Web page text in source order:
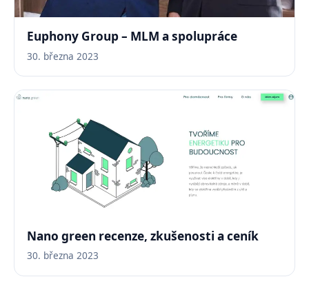
Euphony Group – MLM a spolupráce
30. března 2023
Nano green recenze, zkušenosti a ceník
30. března 2023